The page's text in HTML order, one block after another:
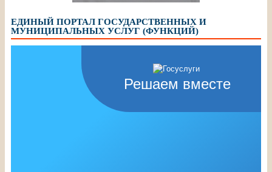
ЕДИНЫЙ ПОРТАЛ ГОСУДАРСТВЕННЫХ И
МУНИЦИПАЛЬНЫХ УСЛУГ (ФУНКЦИЙ)
Решаем вместе